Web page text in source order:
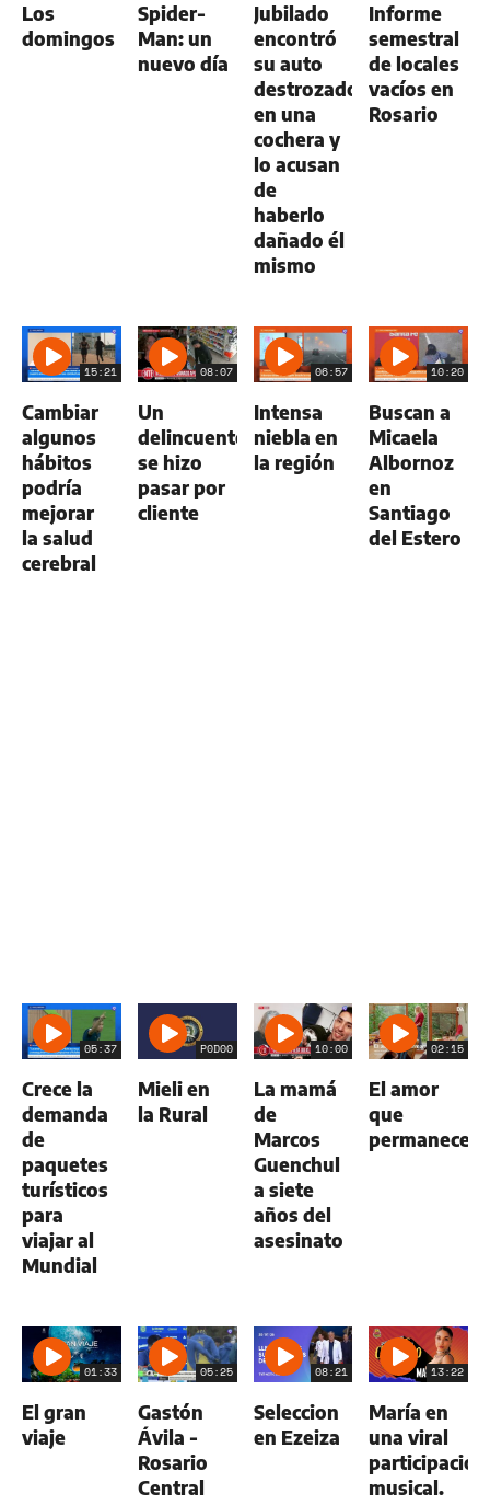
Los
domingos
Spider-
Man: un
nuevo día
Jubilado
encontró
su auto
destrozado
en una
cochera y
lo acusan
de
haberlo
dañado él
mismo
Informe
semestral
de locales
vacíos en
Rosario
15:21
Cambiar
algunos
hábitos
podría
mejorar
la salud
cerebral
08:07
Un
delincuente
se hizo
pasar por
cliente
06:57
Intensa
niebla en
la región
10:20
Buscan a
Micaela
Albornoz
en
Santiago
del Estero
05:37
Crece la
demanda
de
paquetes
turísticos
para
viajar al
Mundial
P0D00
Mieli en
la Rural
10:00
La mamá
de
Marcos
Guenchul
a siete
años del
asesinato
02:15
El amor
que
permanece
01:33
El gran
viaje
05:25
Gastón
Ávila -
Rosario
Central
08:21
Seleccion
en Ezeiza
13:22
María en
una viral
participación
musical.